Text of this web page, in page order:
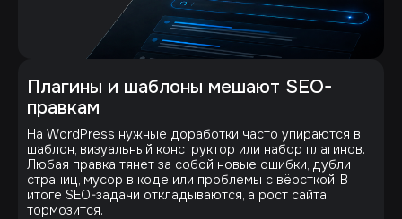
Плагины и шаблоны мешают SEO-
правкам
На WordPress нужные доработки часто упираются в
шаблон, визуальный конструктор или набор плагинов.
Любая правка тянет за собой новые ошибки, дубли
страниц, мусор в коде или проблемы с вёрсткой. В
итоге SEO-задачи откладываются, а рост сайта
тормозится.